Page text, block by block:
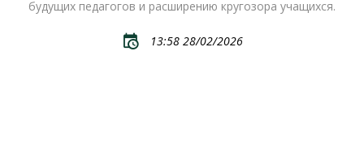
будущих педагогов и расширению кругозора учащихся.
13:58 28/02/2026